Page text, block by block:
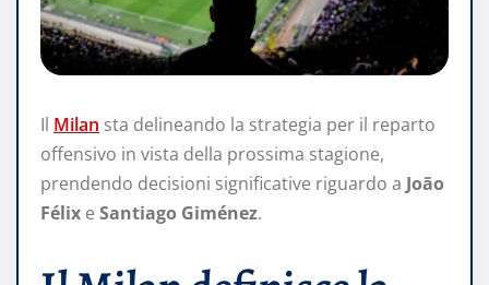
Il Milan sta delineando la strategia per il reparto
offensivo in vista della prossima stagione,
prendendo decisioni significative riguardo a João
Félix e Santiago Giménez.​